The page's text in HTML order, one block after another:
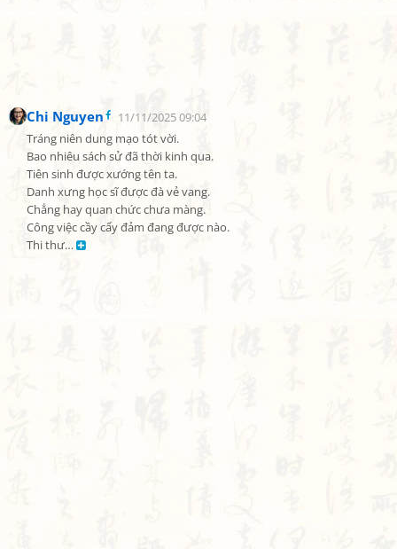
Chi Nguyen
11/11/2025 09:04
Tráng niên dung mạo tót vời.
Bao nhiêu sách sử đã thời kinh qua.
Tiên sinh được xướng tên ta.
Danh xưng học sĩ được đà vẻ vang.
Chẳng hay quan chức chưa màng.
Công việc cầy cấy đảm đang được nào.
Thi thư…